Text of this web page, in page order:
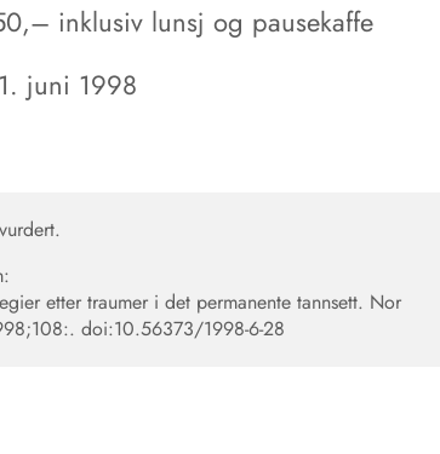
inklusiv lunsj og pausekaffe
1. juni 1998
etter traumer i det permanente tannsett. Nor
doi:10.56373/1998-6-28